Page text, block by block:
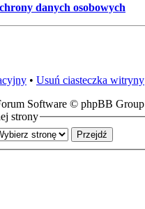
danych osobowych
• Usuń ciasteczka witryny
Software © phpBB Group
strony